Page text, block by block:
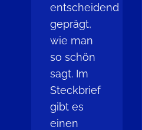
entscheidend
geprägt,
wie man
so schön
sagt. Im
Steckbrief
gibt es
einen